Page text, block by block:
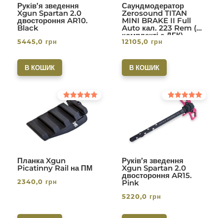
Руків’я зведення
Xgun Spartan 2.0
двостороння AR10.
Black
5445,0 грн
В КОШИК
Саундмодератор
Zerosound TITAN
MINI BRAKE II Full
Auto кал. 223 Rem (в
комплекті с ДГК)
різьба 1/2-28. Вlack
12105,0 грн
В КОШИК
Планка Xgun
Picatinny Rail на ПМ
Оцінено в
5.00
з 5
2340,0 грн
Руків’я зведення
Xgun Spartan 2.0
двостороння AR15.
Pink
Оцінено в
з 5
5220,0 грн